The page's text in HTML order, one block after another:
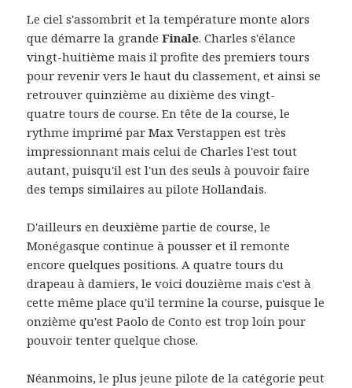
Le ciel s'assombrit et la température monte alors
que démarre la grandeFinale. Charles s'élance
vingt-huitième mais il profite des premiers tours
pour revenir vers le haut du classement, et ainsi se
retrouver quinzième au dixième des vingt-
quatre tours de course. En tête de la course, le
rythme imprimé par Max Verstappen est très
impressionnant mais celui de Charles l'est tout
autant, puisqu'il est l'un des seuls à pouvoir faire
des temps similaires au pilote Hollandais.
D'ailleurs en deuxième partie de course, le
Monégasque continue à pousser et il remonte
encore quelques positions. A quatre tours du
drapeau à damiers, le voici douzième mais c'est à
cette même place qu'il termine la course, puisque le
onzième qu'est Paolo de Conto est trop loin pour
pouvoir tenter quelque chose.
Néanmoins, le plus jeune pilote de la catégorie peut